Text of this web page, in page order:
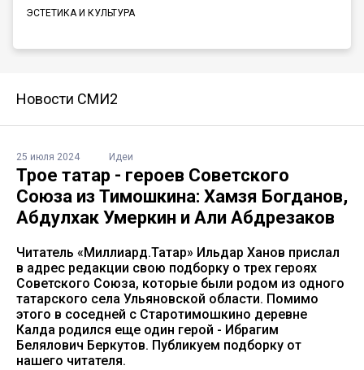
ЭСТЕТИКА И КУЛЬТУРА
Новости СМИ2
25 июля 2024 Идеи
Трое татар - героев Советского
Союза из Тимошкина: Хамзя Богданов,
Абдулхак Умеркин и Али Абдрезаков
Читатель «Миллиард.Татар» Ильдар Ханов прислал
в адрес редакции свою подборку о трех героях
Советского Союза, которые были родом из одного
татарского села Ульяновской области. Помимо
этого в соседней с Старотимошкино деревне
Калда родился еще один герой - Ибрагим
Белялович Беркутов. Публикуем подборку от
нашего читателя.